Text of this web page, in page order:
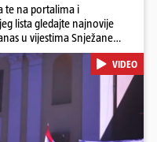
te na portalima i
lista gledajte najnovije
u vijestima Snježane
opasnog otpada, Troje
načelnik Svetog Ivana
Krajaču režu ovlasti: Slijedi
VIDEO